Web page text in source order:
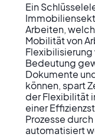
Ein
Arbeiten,
Mobilität von
Bedeutung
Dokumente
können, spart
der Flexibilität
einer
Prozesse
automatisiert